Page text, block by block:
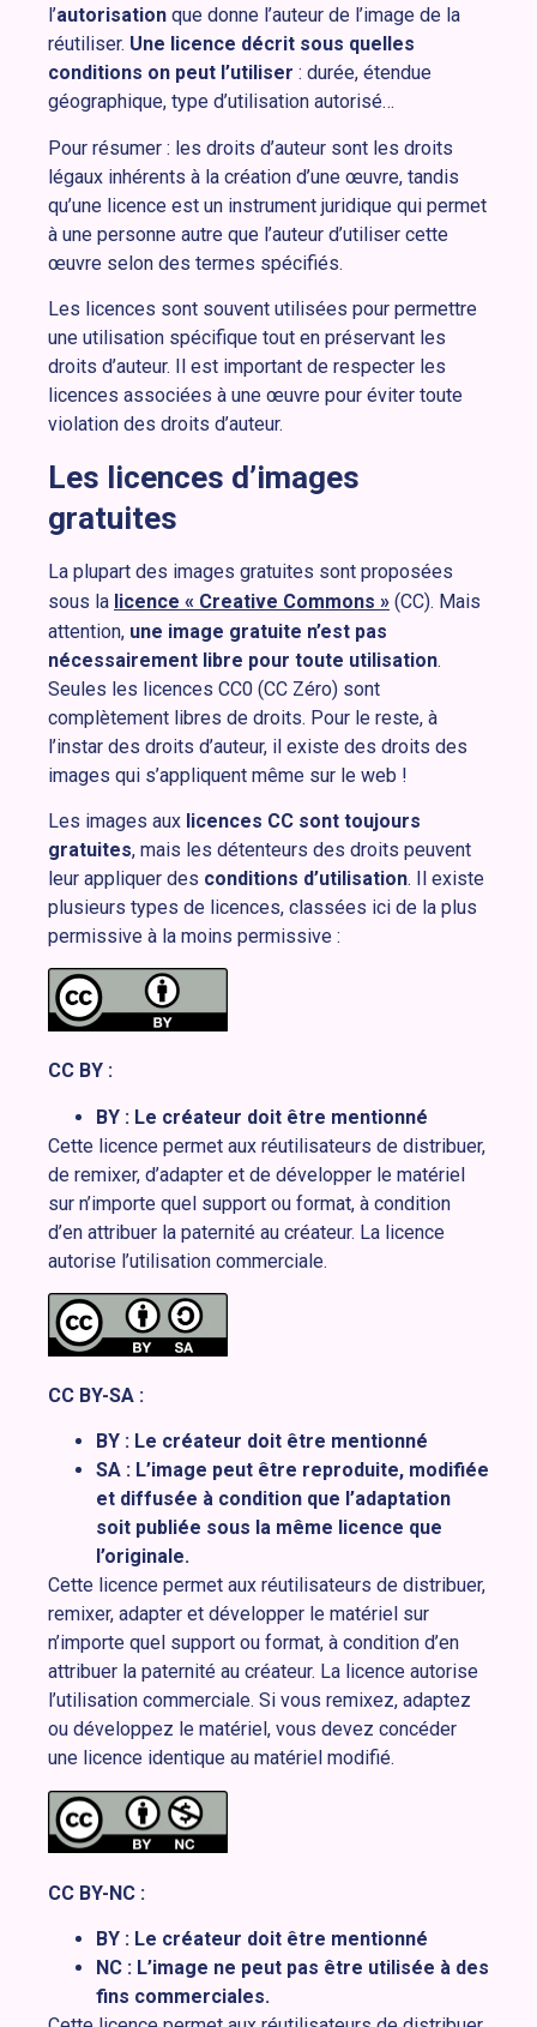
l’autorisation que donne l’auteur de l’image de la
réutiliser. Une licence décrit sous quelles
conditions on peut l’utiliser : durée, étendue
géographique, type d’utilisation autorisé…
Pour résumer : les droits d’auteur sont les droits
légaux inhérents à la création d’une œuvre, tandis
qu’une licence est un instrument juridique qui permet
à une personne autre que l’auteur d’utiliser cette
œuvre selon des termes spécifiés.
Les licences sont souvent utilisées pour permettre
une utilisation spécifique tout en préservant les
droits d’auteur. Il est important de respecter les
licences associées à une œuvre pour éviter toute
violation des droits d’auteur.
Les licences d’images
gratuites
La plupart des images gratuites sont proposées
sous la licence « Creative Commons » (CC). Mais
attention, une image gratuite n’est pas
nécessairement libre pour toute utilisation.
Seules les licences CC0 (CC Zéro) sont
complètement libres de droits. Pour le reste, à
l’instar des droits d’auteur, il existe des droits des
images qui s’appliquent même sur le web !
Les images aux licences CC sont toujours
gratuites, mais les détenteurs des droits peuvent
leur appliquer des conditions d’utilisation. Il existe
plusieurs types de licences, classées ici de la plus
permissive à la moins permissive :
CC BY :
BY : Le créateur doit être mentionné
Cette licence permet aux réutilisateurs de distribuer,
de remixer, d’adapter et de développer le matériel
sur n’importe quel support ou format, à condition
d’en attribuer la paternité au créateur. La licence
autorise l’utilisation commerciale.
CC BY-SA :
BY : Le créateur doit être mentionné
SA : L’image peut être reproduite, modifiée
et diffusée à condition que l’adaptation
soit publiée sous la même licence que
l’originale.
Cette licence permet aux réutilisateurs de distribuer,
remixer, adapter et développer le matériel sur
n’importe quel support ou format, à condition d’en
attribuer la paternité au créateur. La licence autorise
l’utilisation commerciale. Si vous remixez, adaptez
ou développez le matériel, vous devez concéder
une licence identique au matériel modifié.
CC BY-NC :
BY : Le créateur doit être mentionné
NC : L’image ne peut pas être utilisée à des
fins commerciales.